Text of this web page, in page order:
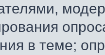
в теме;